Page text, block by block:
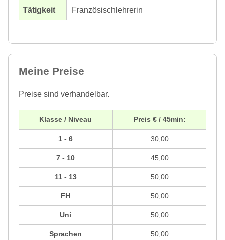
Französischlehrerin
Meine Preise
Preise sind verhandelbar.
Klasse / Niveau
1 - 6
7 - 10
11 - 13
FH
Uni
Sprachen
Preis € / 45min:
30,00
45,00
50,00
50,00
50,00
50,00